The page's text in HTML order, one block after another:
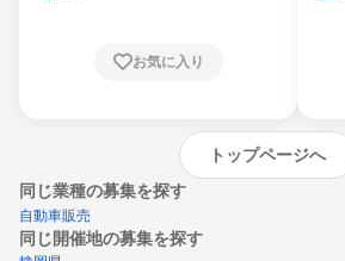
お気に入り
トップページへ
同じ業種の募集を探す
自動車販売
同じ開催地の募集を探す